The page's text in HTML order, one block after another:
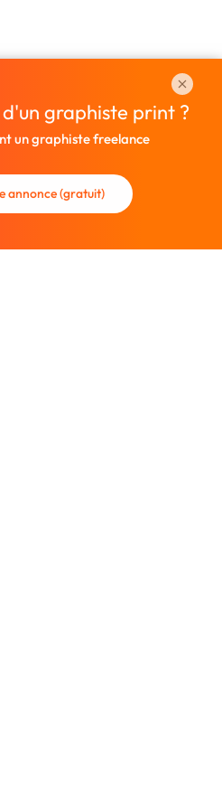
d'un graphiste print ?
un graphiste freelance
annonce (gratuit)